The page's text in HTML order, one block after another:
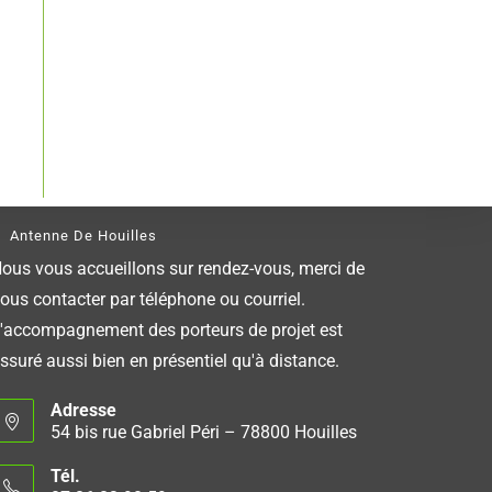
Antenne De Houilles
vous accueillons sur rendez-vous, merci de
contacter par téléphone ou courriel.
des porteurs de projet est
aussi bien en présentiel qu'à distance.
Adresse
54 bis rue Gabriel Péri – 78800 Houilles
Tél.